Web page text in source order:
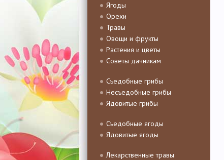
Ягоды
Орехи
Травы
Овощи и фрукты
Растения и цветы
Советы дачникам
Съедобные грибы
Несъедобные грибы
Ядовитые грибы
Съедобные ягоды
Ядовитые ягоды
Лекарственные травы